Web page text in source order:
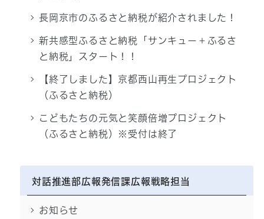
長岡京市のふるさと納税が紹介されました！
新共感型ふるさと納税「サンキュー＋ふるさ
と納税」スタート！！
【終了しました】京都西山再生プロジェクト
（ふるさと納税）
こどもたちの元気と笑顔倍増プロジェクト
（ふるさと納税）※受付は終了
対話推進部広報発信課広報戦略担当
お知らせ